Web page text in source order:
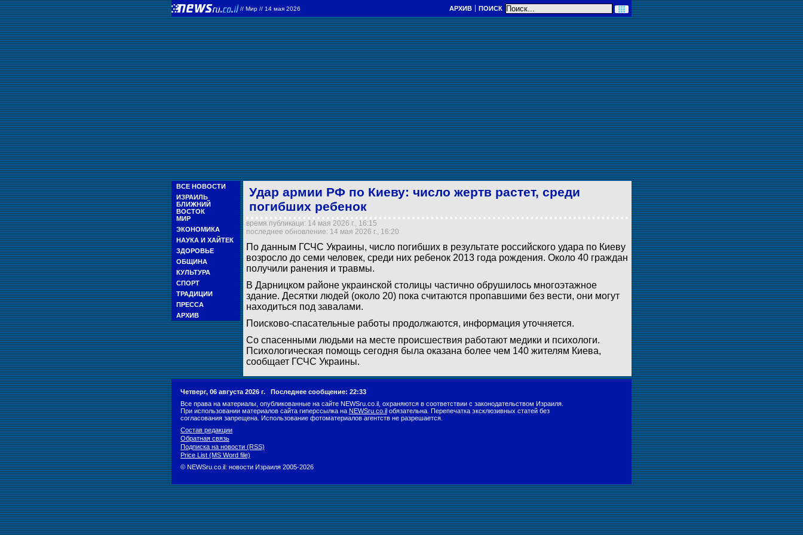
// Мир // 14 мая 2026 АРХИВ ПОИСК
ВСЕ НОВОСТИ
ИЗРАИЛЬ
БЛИЖНИЙ
ВОСТОК
МИР
ЭКОНОМИКА
НАУКА И ХАЙТЕК
ЗДОРОВЬЕ
ОБЩИНА
КУЛЬТУРА
СПОРТ
ТРАДИЦИИ
ПРЕССА
АРХИВ
Удар армии РФ по Киеву: число жертв растет, среди
погибших ребенок
время публикаци: 14 мая 2026 г., 16:15
последнее обновление: 14 мая 2026 г., 16:20
По данным ГСЧС Украины, число погибших в результате российского удара по Киеву
возросло до семи человек, среди них ребенок 2013 года рождения. Около 40 граждан
получили ранения и травмы.
В Дарницком районе украинской столицы частично обрушилось многоэтажное
здание. Десятки людей (около 20) пока считаются пропавшими без вести, они могут
находиться под завалами.
Поисково-спасательные работы продолжаются, информация уточняется.
Со спасенными людьми на месте происшествия работают медики и психологи.
Психологическая помощь сегодня была оказана более чем 140 жителям Киева,
сообщает ГСЧС Украины.
Четверг, 06 августа 2026 г. Последнее сообщение: 22:33
Все права на материалы, опубликованные на сайте NEWSru.co.il, охраняются в соответствии с законодательством Израиля.
При использовании материалов сайта гиперссылка на NEWSru.co.il обязательна. Перепечатка эксклюзивных статей без
согласования запрещена. Использование фотоматериалов агентств не разрешается.
Состав редакции
Обратная связь
Подписка на новости (RSS)
Price List (MS Word file)
© NEWSru.co.il: новости Израиля 2005-2026